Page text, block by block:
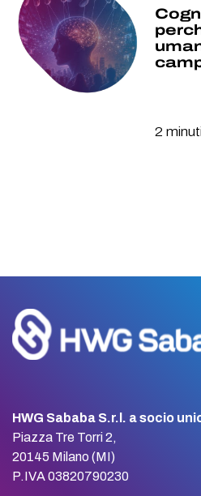
2 minuti
HWG Sababa S.r.l. a socio
Piazza Tre Torri 2,
20145 Milano (MI)
P.IVA 03820790230